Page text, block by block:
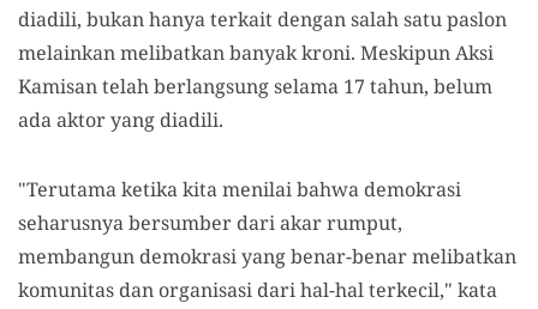
diadili, bukan hanya terkait dengan salah satu paslon
melainkan melibatkan banyak kroni. Meskipun Aksi
Kamisan telah berlangsung selama 17 tahun, belum
ada aktor yang diadili.
"Terutama ketika kita menilai bahwa demokrasi
seharusnya bersumber dari akar rumput,
membangun demokrasi yang benar-benar melibatkan
komunitas dan organisasi dari hal-hal terkecil," kata